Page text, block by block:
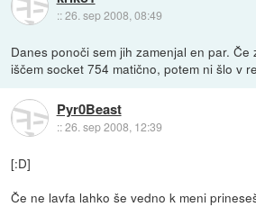
::26. sep 2008, 08:49
Danes ponoči sem jih zamenjal en par.
iščem socket 754 matično, potem ni šlo v
Pyr0Beast
::26. sep 2008, 12:39
[:D]
Če ne lavfa lahko še vedno k meni